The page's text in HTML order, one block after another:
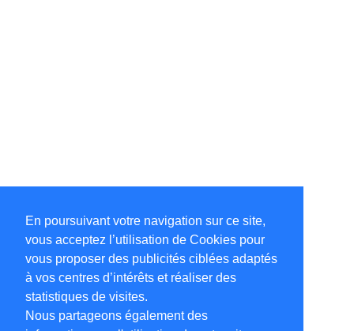
En poursuivant votre navigation sur ce site,
vous acceptez l’utilisation de Cookies pour
vous proposer des publicités ciblées adaptés
à vos centres d’intérêts et réaliser des
statistiques de visites.
Nous partageons également des